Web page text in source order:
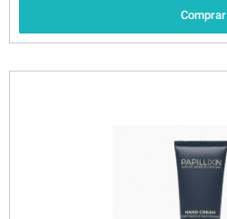
Comprar